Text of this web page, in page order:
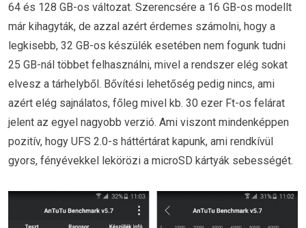
64 és 128 GB-os változat. Szerencsére a 16 GB-os modellt
már kihagyták, de azzal azért érdemes számolni, hogy a
legkisebb, 32 GB-os készülék esetében nem fogunk tudni
25 GB-nál többet felhasználni, mivel a rendszer elég sokat
elvesz a tárhelyből. Bővítési lehetőség pedig nincs, ami
azért elég sajnálatos, főleg mivel kb. 30 ezer Ft-os felárat
jelent az egyel nagyobb verzió. Ami viszont mindenképpen
pozitív, hogy UFS 2.0-s háttértárat kapunk, ami rendkívül
gyors, fényévekkel lekörözi a microSD kártyák sebességét.